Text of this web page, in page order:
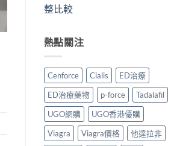
整比較
熱點關注
Cenforce Cialis
ED治療
ED治療藥物
p-force
Tadalafil
UGO網購
UGO香港優購
Viagra
Viagra價格
他達拉非